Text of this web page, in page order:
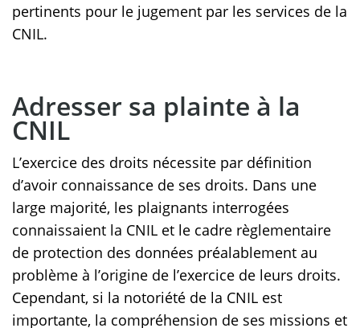
pertinents pour le jugement par les services de la
CNIL.
Adresser sa plainte à la
CNIL
L’exercice des droits nécessite par définition
d’avoir connaissance de ses droits. Dans une
large majorité, les plaignants interrogées
connaissaient la CNIL et le cadre règlementaire
de protection des données préalablement au
problème à l’origine de l’exercice de leurs droits.
Cependant, si la notoriété de la CNIL est
importante, la compréhension de ses missions et